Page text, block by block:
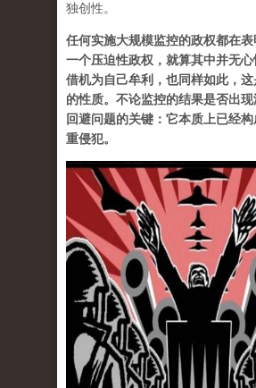
独创性。
任何实施大规模监控的政权都在
一个压迫性政权，就算其中并无
借机为自己牟利，也同样如此，
的性质。不论监控的结果是否出
回避问题的关键：它本质上已经
重侵犯。